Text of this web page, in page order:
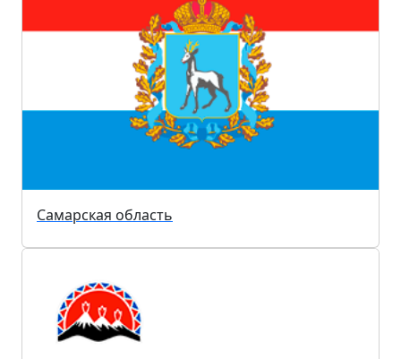
Самарская область